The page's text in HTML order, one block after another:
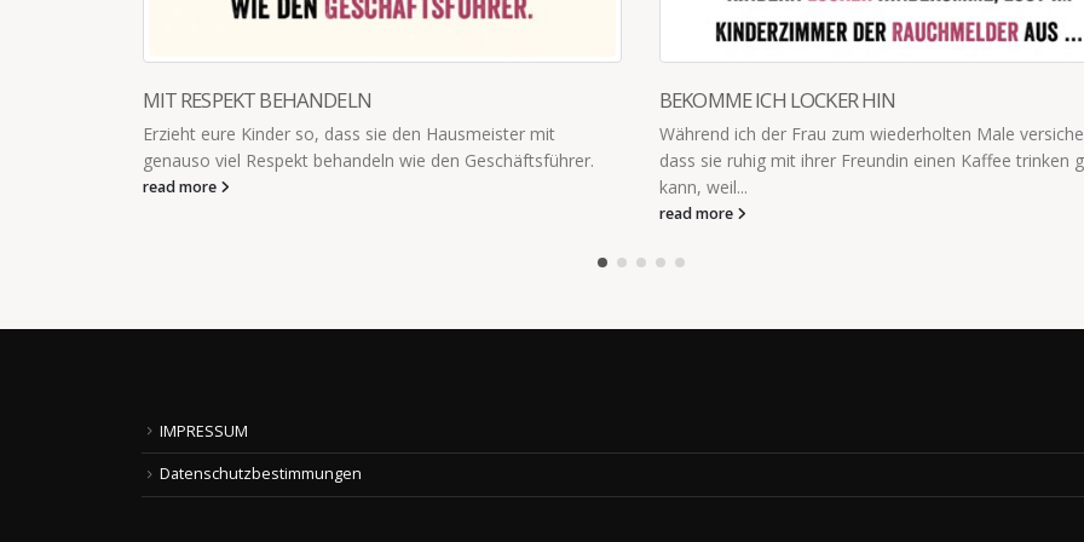
BEKOMME ICH LOCKER HIN
Während ich der Frau zum wiederholten Male versichere,
dass sie ruhig mit ihrer Freundin einen Kaffee trinken gehen
kann, weil...
NIMM DIR ZEIT
"Nimm dir Zeit für die Dinge, die dich daran
das Leben schön ist."
read more
IMPRESSUM
Datenschutzbestimmungen